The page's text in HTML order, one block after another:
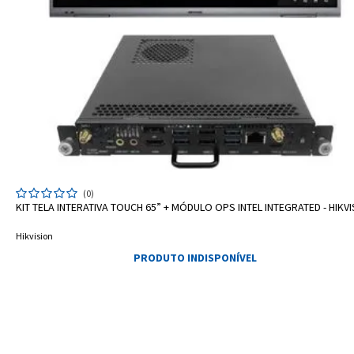
(0)
KIT TELA INTERATIVA TOUCH 65” + MÓDULO OPS INTEL INTEGRATED -
Hikvision
PRODUTO INDISPONÍVEL